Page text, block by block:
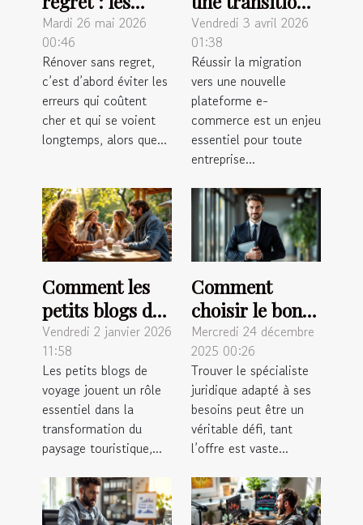
astuces pour
valoriser
chaque mètre
carré
Mardi 26 mai 2026
00:46
Rénover sans regret,
c’est d’abord éviter les
erreurs qui coûtent
cher et qui se voient
longtemps, alors que...
sans stress vers
une nouvelle
plateforme e-
commerce
Vendredi 3 avril 2026
01:38
Réussir la migration
vers une nouvelle
plateforme e-
commerce est un enjeu
essentiel pour toute
entreprise...
Comment les
petits blogs de
voyage
influencent-ils
le tourisme
durable ?
Vendredi 2 janvier 2026
11:58
Les petits blogs de
voyage jouent un rôle
essentiel dans la
transformation du
paysage touristique,...
Comment
choisir le bon
spécialiste
juridique pour
vos besoins ?
Mercredi 24 décembre
2025 00:26
Trouver le spécialiste
juridique adapté à ses
besoins peut être un
véritable défi, tant
l’offre est vaste...